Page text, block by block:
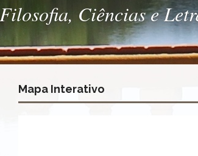
Ciências e
Mapa Interativo